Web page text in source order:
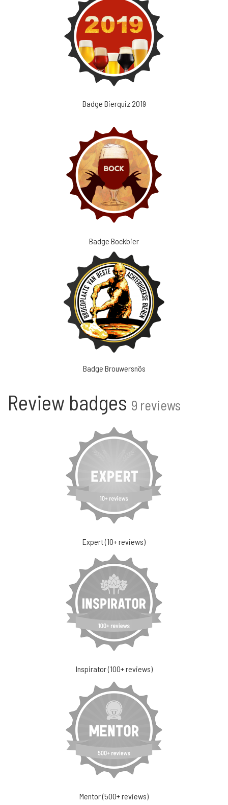
Badge Bierquiz 2019
Badge Bockbier
Badge Brouwersnös
Review badges 9 reviews
Expert (10+ reviews)
Inspirator (100+ reviews)
Mentor (500+ reviews)